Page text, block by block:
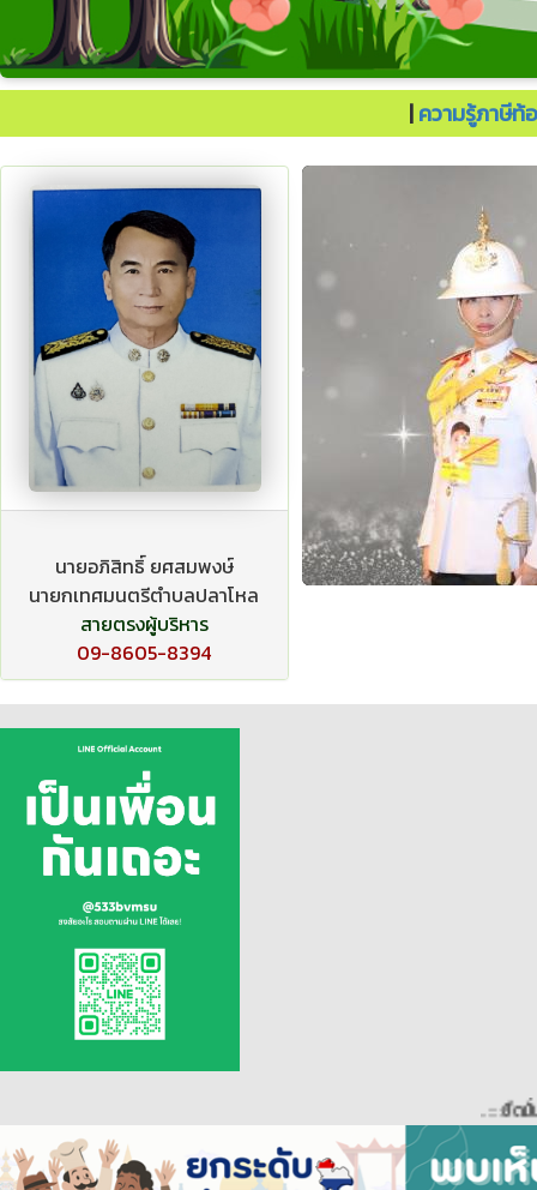
|ความรู้ภาษีท้
นายอภิสิทธิ์ ยศสมพงษ์
นายกเทศมนตรีตำบลปลาโหล
สายตรงผู้บริหาร
09-8605-8394
ประเทศไทยต้องไปต่อ.
..::::ยึดมั่นธรรม